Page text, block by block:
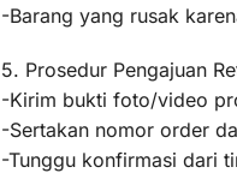
-Barang yang rusak
5. Prosedur Pengajuan
-Kirim bukti foto/video
-Sertakan nomor order
-Tunggu konfirmasi dari